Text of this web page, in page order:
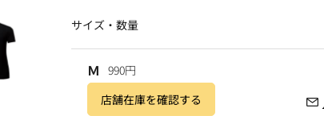
サイズ・数量
Ｍ 990円
店舗在庫を確認する